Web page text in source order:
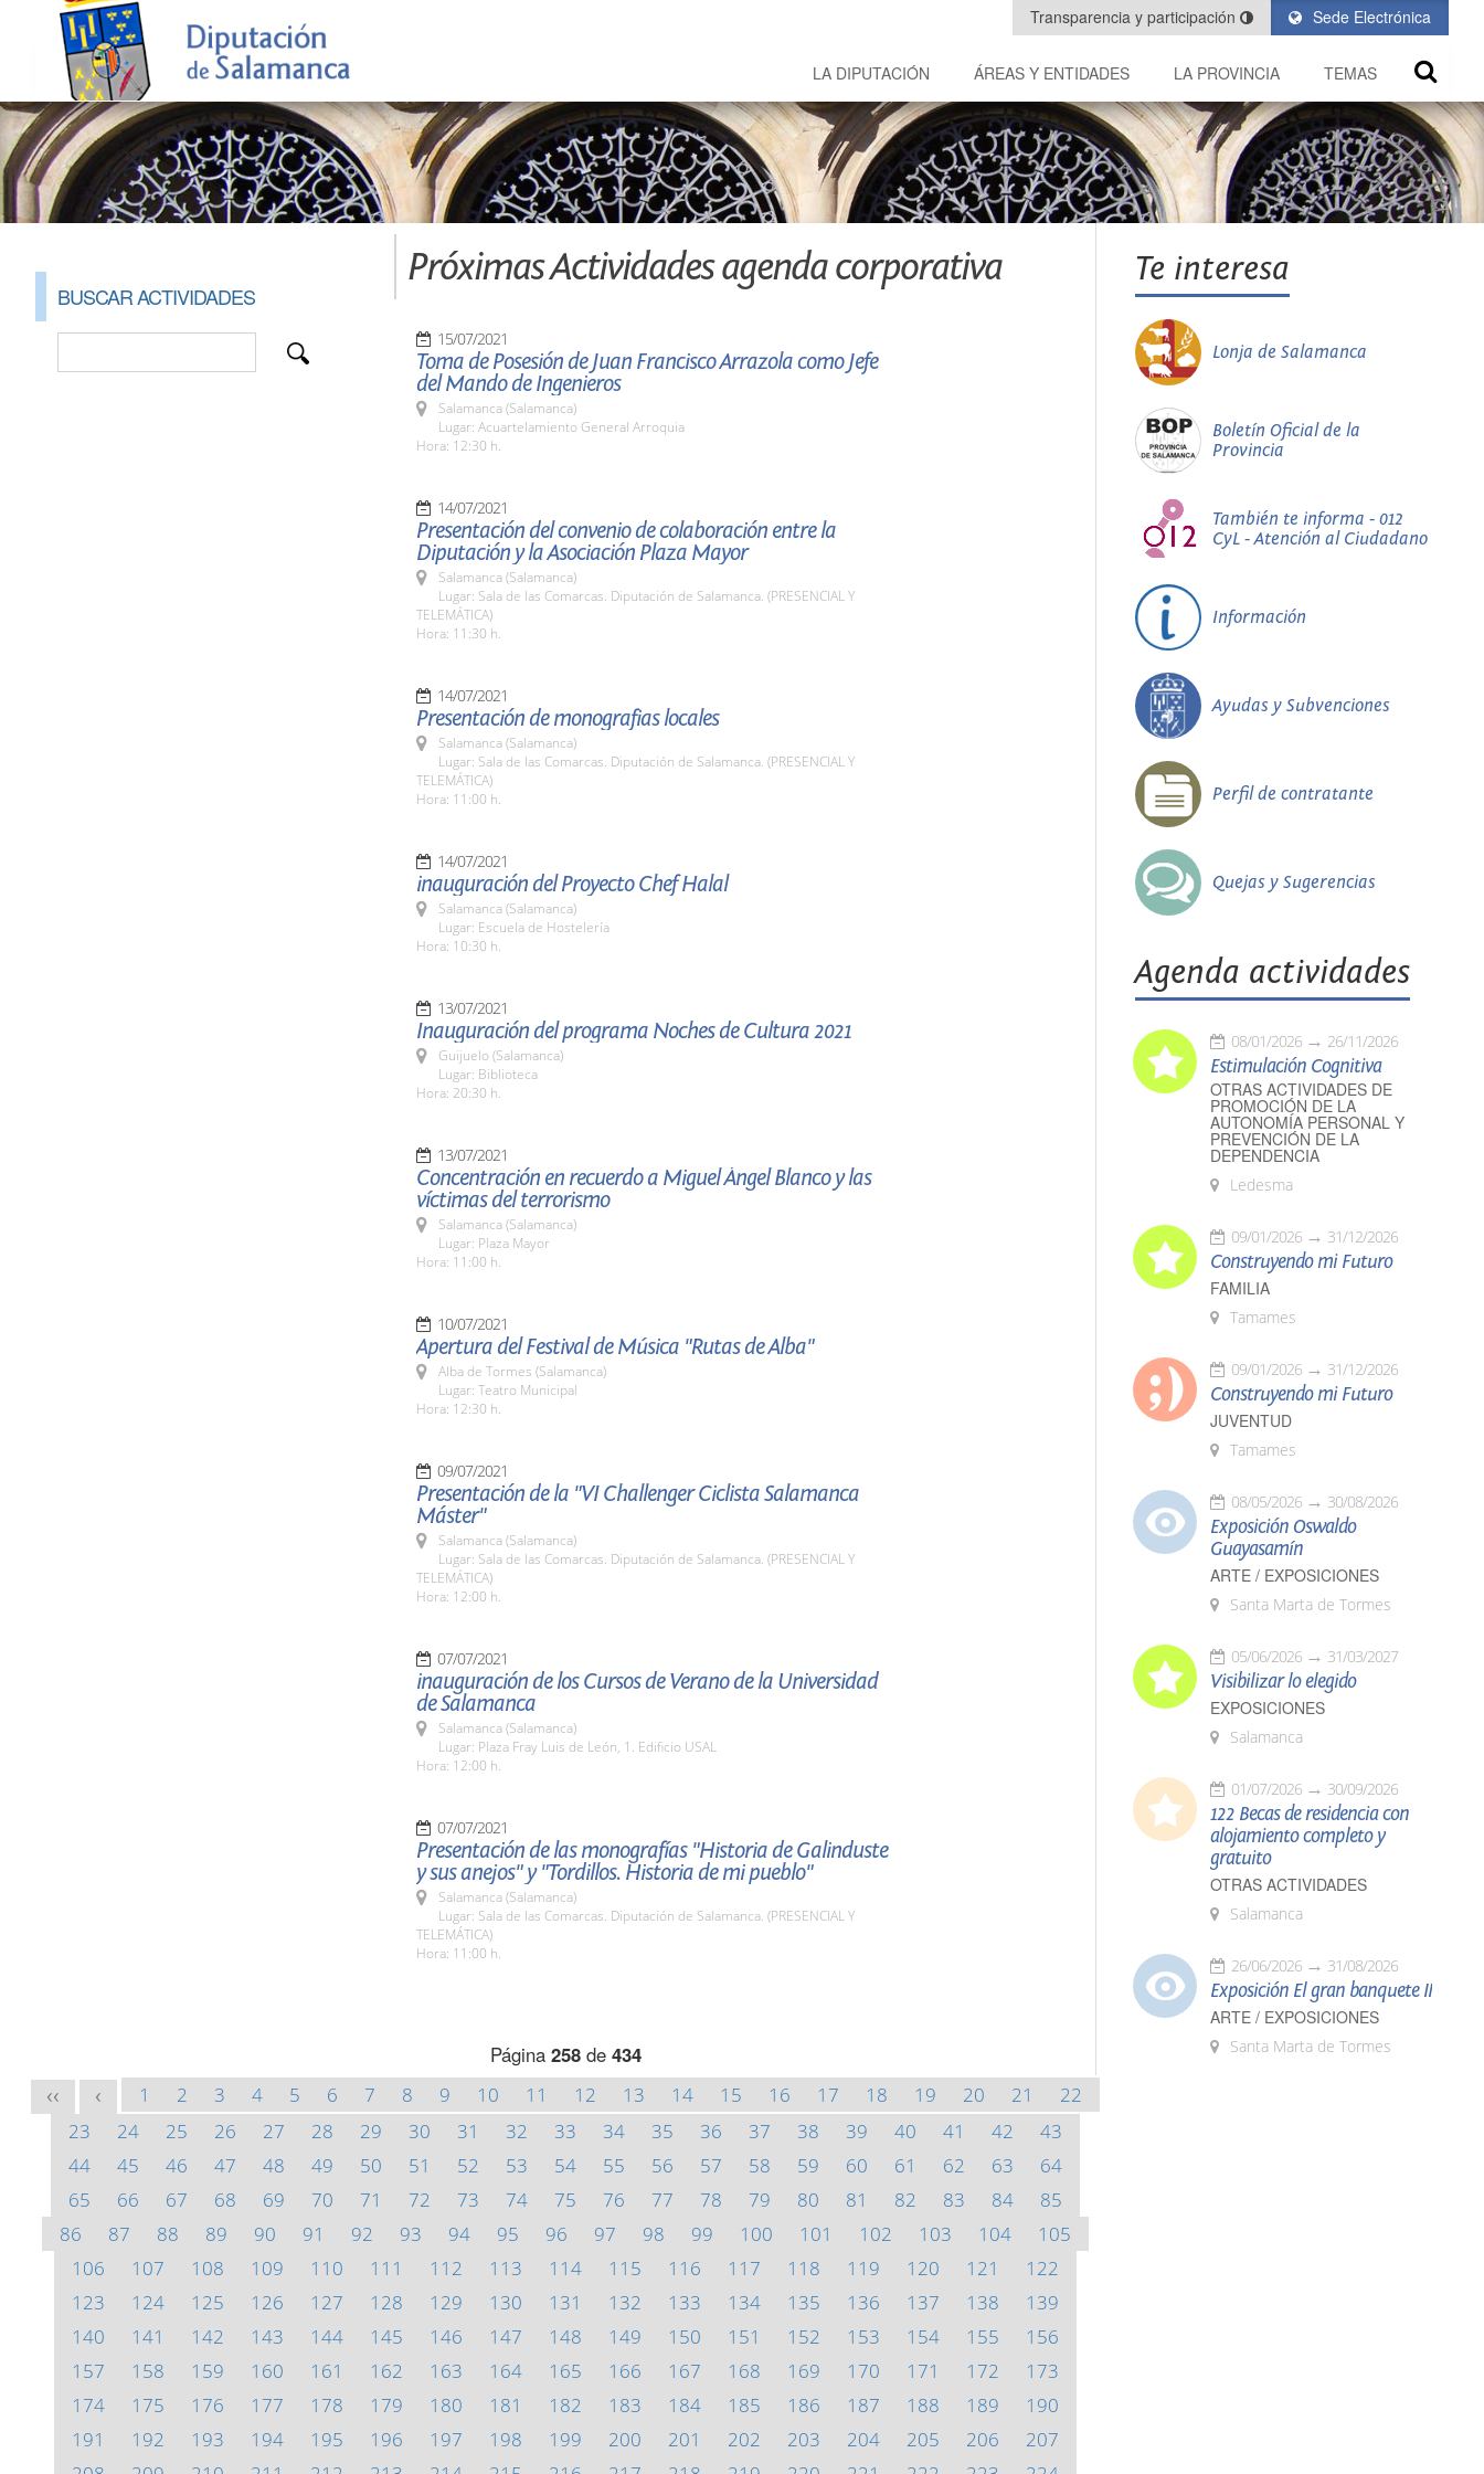
Sede Electrónica
Transparencia y participación
LA DIPUTACIÓN ÁREAS Y ENTIDADES LA PROVINCIA TEMAS
BUSCAR ACTIVIDADES
Próximas Actividades agenda corporativa
15/07/2021
Toma de Posesión de Juan Francisco Arrazola como Jefe
del Mando de Ingenieros
Salamanca (Salamanca)
Lugar: Acuartelamiento General Arroquia
Hora: 12:30 h.
14/07/2021
Presentación del convenio de colaboración entre la
Diputación y la Asociación Plaza Mayor
Salamanca (Salamanca)
Lugar: Sala de las Comarcas. Diputación de Salamanca. (PRESENCIAL Y
TELEMÁTICA)
Hora: 11:30 h.
14/07/2021
Presentación de monografias locales
Salamanca (Salamanca)
Lugar: Sala de las Comarcas. Diputación de Salamanca. (PRESENCIAL Y
TELEMÁTICA)
Hora: 11:00 h.
14/07/2021
inauguración del Proyecto Chef Halal
Salamanca (Salamanca)
Lugar: Escuela de Hostelería
Hora: 10:30 h.
13/07/2021
Inauguración del programa Noches de Cultura 2021
Guijuelo (Salamanca)
Lugar: Biblioteca
Hora: 20:30 h.
13/07/2021
Concentración en recuerdo a Miguel Ángel Blanco y las
víctimas del terrorismo
Salamanca (Salamanca)
Lugar: Plaza Mayor
Hora: 11:00 h.
10/07/2021
Apertura del Festival de Música "Rutas de Alba"
Alba de Tormes (Salamanca)
Lugar: Teatro Municipal
Hora: 12:30 h.
09/07/2021
Presentación de la "VI Challenger Ciclista Salamanca
Máster"
Salamanca (Salamanca)
Lugar: Sala de las Comarcas. Diputación de Salamanca. (PRESENCIAL Y
TELEMÁTICA)
Hora: 12:00 h.
07/07/2021
inauguración de los Cursos de Verano de la Universidad
de Salamanca
Salamanca (Salamanca)
Lugar: Plaza Fray Luis de León, 1. Edificio USAL
Hora: 12:00 h.
07/07/2021
Presentación de las monografías "Historia de Galinduste
y sus anejos" y "Tordillos. Historia de mi pueblo"
Salamanca (Salamanca)
Lugar: Sala de las Comarcas. Diputación de Salamanca. (PRESENCIAL Y
TELEMÁTICA)
Hora: 11:00 h.
Página 258de 434
<< < 1 2 3 4 5 6 7 8 9 10 11 12 13 14 15 16 17 18 19 20 21
22
23
24 25 26 27 28 29 30 31 32 33 34 35 36 37 38 39 40 41 42
43
44
45 46 47 48 49 50 51 52 53 54 55 56 57 58 59 60 61 62 63
64
65
66 67 68 69 70 71 72 73 74 75 76 77 78 79 80 81 82 83 84
85
86
87 88 89 90 91 92 93 94 95 96 97 98 99 100 101 102 103 104
105
106
107 108 109 110 111 112 113 114 115 116 117 118 119 120 121
122
123
124 125 126 127 128 129 130 131 132 133 134 135 136 137 138
139
140
141 142 143 144 145 146 147 148 149 150 151 152 153 154 155
156
157
158 159 160 161 162 163 164 165 166 167 168 169 170 171 172
173
174
175 176 177 178 179 180 181 182 183 184 185 186 187 188 189
190
191
192 193 194 195 196 197 198 199 200 201 202 203 204 205 206
207
Te interesa
Lonja de Salamanca
Boletín Oficial de la
Provincia
También te informa - 012
CyL - Atención al Ciudadano
Información
Ayudas y Subvenciones
Perfil de contratante
Quejas y Sugerencias
Agenda actividades
08/01/2026 26/11/2026
Estimulación Cognitiva
OTRAS ACTIVIDADES DE
PROMOCIÓN DE LA
AUTONOMÍA PERSONAL Y
PREVENCIÓN DE LA
DEPENDENCIA
Ledesma
09/01/2026 31/12/2026
Construyendo mi Futuro
FAMILIA
Tamames
09/01/2026 31/12/2026
Construyendo mi Futuro
JUVENTUD
Tamames
08/05/2026 30/08/2026
Exposición Oswaldo
Guayasamín
ARTE / EXPOSICIONES
Santa Marta de Tormes
05/06/2026 31/03/2027
Visibilizar lo elegido
EXPOSICIONES
Salamanca
01/07/2026 30/09/2026
122 Becas de residencia con
alojamiento completo y
gratuito
OTRAS ACTIVIDADES
Salamanca
26/06/2026 31/08/2026
Exposición El gran banquete II
ARTE / EXPOSICIONES
Santa Marta de Tormes